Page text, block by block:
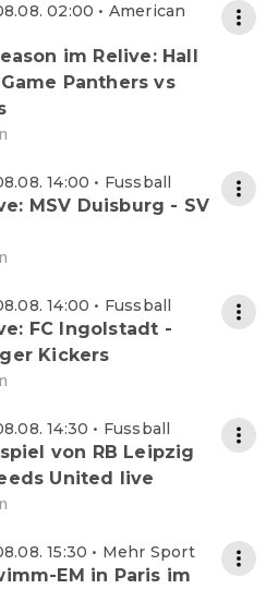
02:00 • American
im Relive: Hall
Panthers vs
14:00 • Fussball
MSV Duisburg - SV
14:00 • Fussball
FC Ingolstadt -
Kickers
14:30 • Fussball
von RB Leipzig
United live
15:30 • Mehr Sport
EM in Paris im